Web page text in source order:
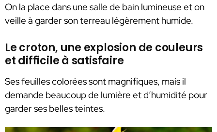
On la place dans une salle de bain lumineuse et on
veille à garder son terreau légèrement humide.
Le croton, une explosion de couleurs
et difficile à satisfaire
Ses feuilles colorées sont magnifiques, mais il
demande beaucoup de lumière et d’humidité pour
garder ses belles teintes.